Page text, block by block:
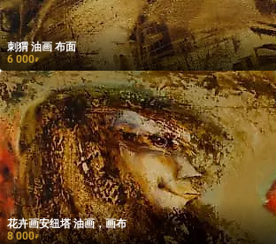
刺猬 油画 布面
6 000₽
花卉画安纽塔 油画，画布
8 000₽